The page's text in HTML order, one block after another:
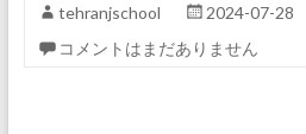
tehranjschool 2024-07-28
コメントはまだありません